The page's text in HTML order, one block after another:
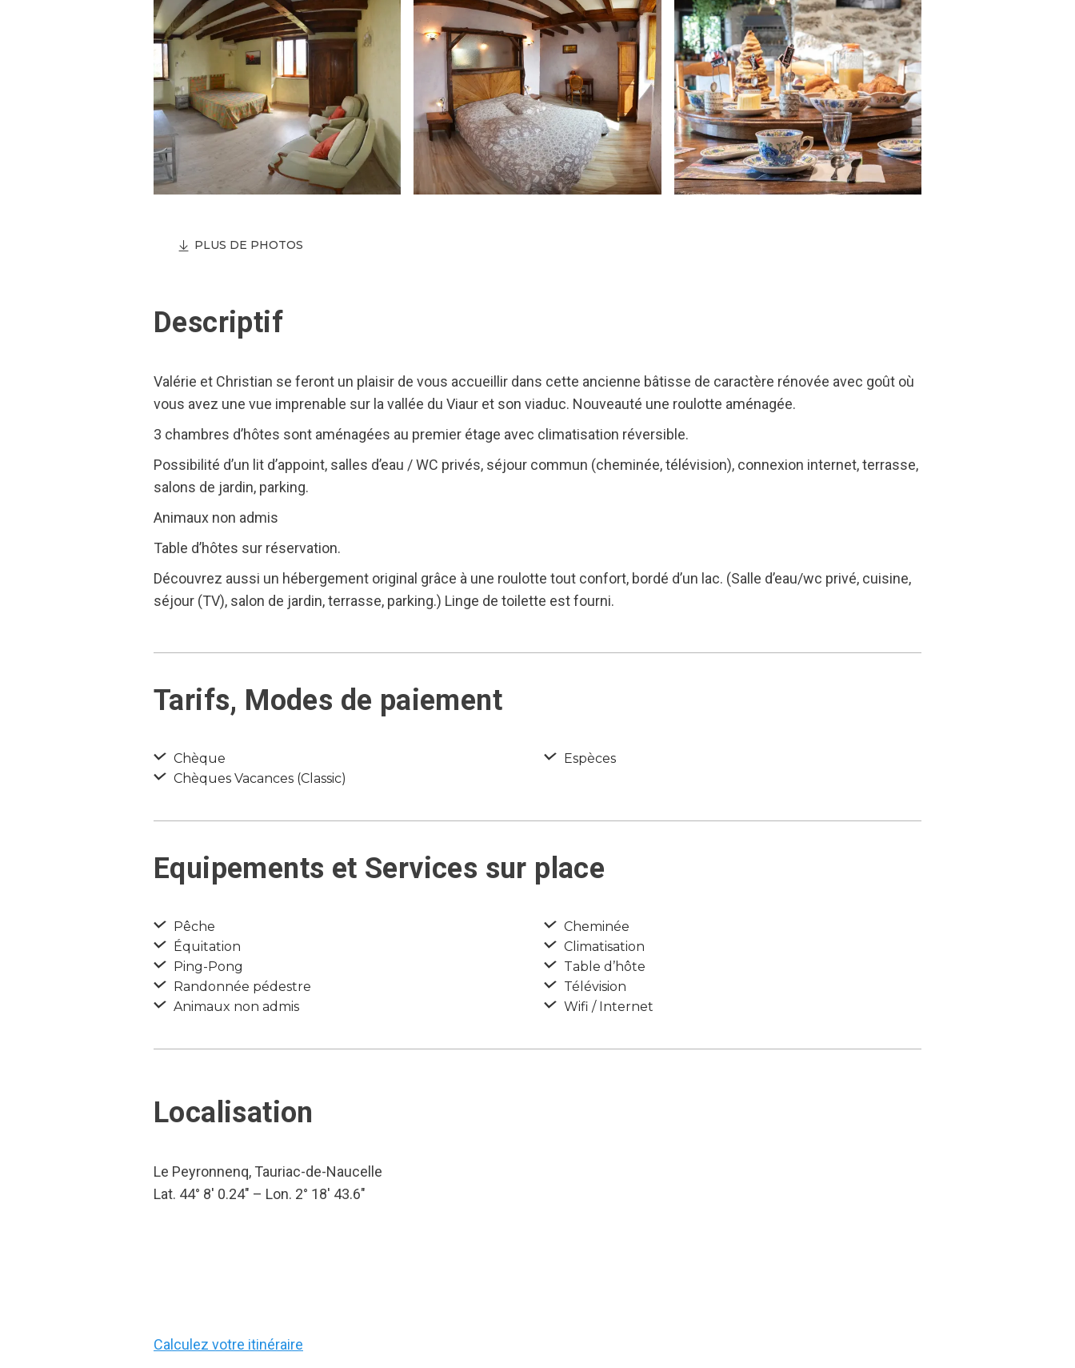
PLUS DE PHOTOS
Descriptif
Valérie et Christian se feront un plaisir de vous accueillir dans cette ancienne bâtisse de caractère rénovée avec goût où
vous avez une vue imprenable sur la vallée du Viaur et son viaduc. Nouveauté une roulotte aménagée.
3 chambres d’hôtes sont aménagées au premier étage avec climatisation réversible.
Possibilité d’un lit d’appoint, salles d’eau / WC privés, séjour commun (cheminée, télévision), connexion internet, terrasse,
salons de jardin, parking.
Animaux non admis
Table d’hôtes sur réservation.
Découvrez aussi un hébergement original grâce à une roulotte tout confort, bordé d’un lac. (Salle d’eau/wc privé, cuisine,
séjour (TV), salon de jardin, terrasse, parking.) Linge de toilette est fourni.
Tarifs, Modes de paiement
Chèque
Chèques Vacances (Classic)
Espèces
Equipements et Services sur place
Pêche
Équitation
Ping-Pong
Randonnée pédestre
Animaux non admis
Cheminée
Climatisation
Table d’hôte
Télévision
Wifi / Internet
Localisation
Le Peyronnenq, Tauriac-de-Naucelle
Lat. 44° 8′ 0.24″ – Lon. 2° 18′ 43.6″
Calculez votre itinéraire